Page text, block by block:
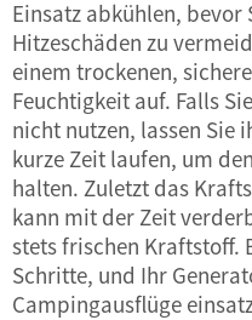
Einsatz abkühlen, bevor
Hitzeschäden zu
einem trockenen,
Feuchtigkeit auf. Falls
nicht nutzen, lassen
kurze Zeit laufen, um
halten. Zuletzt das
kann mit der Zeit
stets frischen Kraftstoff.
Schritte, und Ihr
Campingausflüge